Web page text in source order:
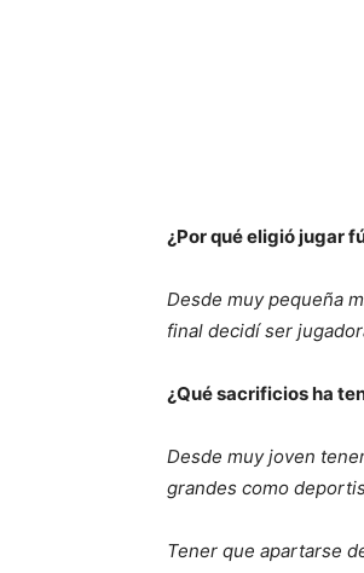
¿Por qué eligió jugar
Desde muy pequeña
final decidí ser
¿Qué sacrificios ha
Desde muy joven
grandes como
Tener que apartarse